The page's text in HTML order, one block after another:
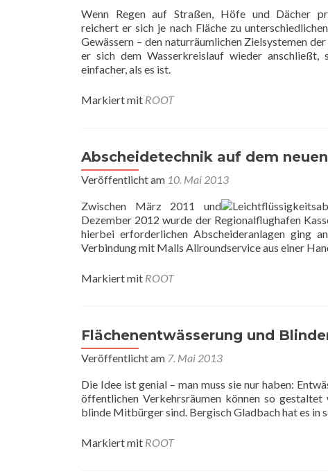
Wenn Regen auf Straßen, Höfe und Dächer
reichert er sich je nach Fläche zu
Gewässern – den naturräumlichen Zielsystemen
er sich dem Wasserkreislauf wieder
einfacher, als es ist.
Markiert mit ROOT
Abscheidetechnik auf dem
Veröffentlicht am 10. Mai 2013
Zwischen März 2011 und
Dezember 2012 wurde der Regionalflughafen
hierbei erforderlichen Abscheideranlagen ging
Verbindung mit Malls Allroundservice aus einer
Markiert mit ROOT
Flächenentwässerung und
Veröffentlicht am 7. Mai 2013
Die Idee ist genial – man muss sie nur haben:
öffentlichen Verkehrsräumen können so
blinde Mitbürger sind. Bergisch Gladbach hat es in
Markiert mit ROOT